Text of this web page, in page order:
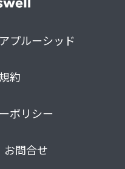
プルーシッド
約
ポリシー
お問合せ